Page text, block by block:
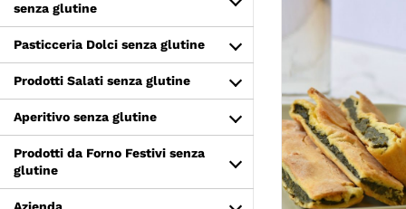
senza glutine
Pasticceria Dolci senza glutine
Prodotti Salati senza glutine
Aperitivo senza glutine
Prodotti da Forno Festivi senza
glutine
Azienda
SCEGLI